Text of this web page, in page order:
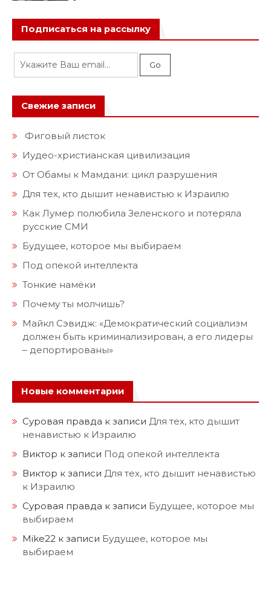
Подписаться на рассылку
Свежие записи
Фиговый листок
Иудео-христианская цивилизация
От Обамы к Мамдани: цикл разрушения
Для тех, кто дышит ненавистью к Израилю
Как Лумер полюбила Зеленского и потеряла
русские СМИ
Будущее, которое мы выбираем
Под опекой интеллекта
Тонкие намёки
Почему ты молчишь?
Майкл Сэвидж: «Демократический социализм
должен быть криминализирован, а его лидеры
– депортированы»
Новые комментарии
Суровая правда к записи Для тех, кто дышит
ненавистью к Израилю
Виктор к записи Под опекой интеллекта
Виктор к записи Для тех, кто дышит ненавистью
к Израилю
Суровая правда к записи Будущее, которое мы
выбираем
Mike22 к записи Будущее, которое мы
выбираем